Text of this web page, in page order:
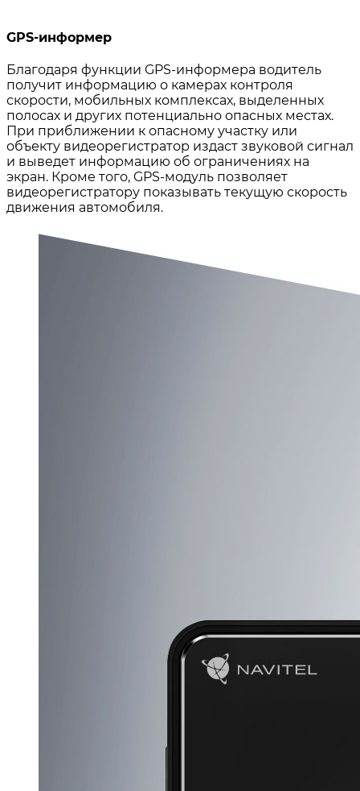
GPS-информер
Благодаря функции GPS-информера водитель
получит информацию о камерах контроля
скорости, мобильных комплексах, выделенных
полосах и других потенциально опасных местах.
При приближении к опасному участку или
объекту видеорегистратор издаст звуковой сигнал
и выведет информацию об ограничениях на
экран. Кроме того, GPS-модуль позволяет
видеорегистратору показывать текущую скорость
движения автомобиля.